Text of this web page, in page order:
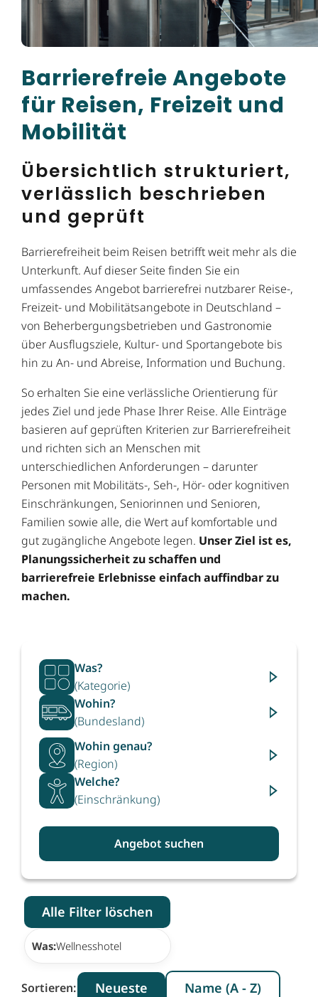
Barrierefreie Angebote
für Reisen, Freizeit und
Mobilität
Übersichtlich strukturiert,
verlässlich beschrieben
und geprüft
Barrierefreiheit beim Reisen betrifft weit mehr als die
Unterkunft. Auf dieser Seite finden Sie ein
umfassendes Angebot barrierefrei nutzbarer Reise-,
Freizeit- und Mobilitätsangebote in Deutschland –
von Beherbergungsbetrieben und Gastronomie
über Ausflugsziele, Kultur- und Sportangebote bis
hin zu An- und Abreise, Information und Buchung.
So erhalten Sie eine verlässliche Orientierung für
jedes Ziel und jede Phase Ihrer Reise. Alle Einträge
basieren auf geprüften Kriterien zur Barrierefreiheit
und richten sich an Menschen mit
unterschiedlichen Anforderungen – darunter
Personen mit Mobilitäts-, Seh-, Hör- oder kognitiven
Einschränkungen, Seniorinnen und Senioren,
Familien sowie alle, die Wert auf komfortable und
gut zugängliche Angebote legen. Unser Ziel ist es,
Planungssicherheit zu schaffen und
barrierefreie Erlebnisse einfach auffindbar zu
machen.
Was?
(Kategorie)
Wohin?
(Bundesland)
Wohin genau?
(Region)
Welche?
(Einschränkung)
Angebot suchen
Alle Filter löschen
Was:Wellnesshotel
Sortieren: Neueste Name (A - Z)